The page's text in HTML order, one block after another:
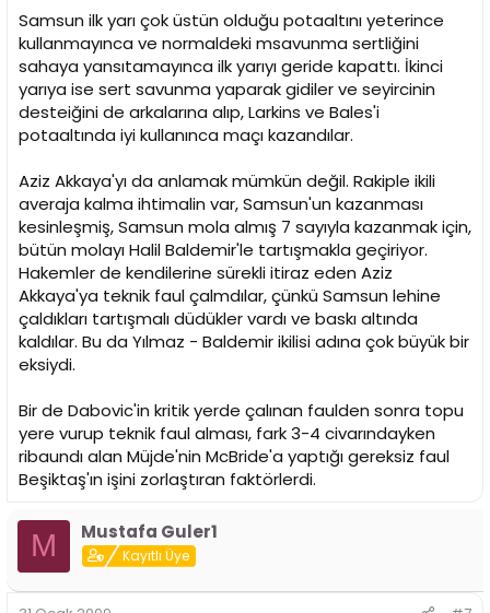
Samsun ilk yarı çok üstün olduğu potaaltını yeterince
kullanmayınca ve normaldeki msavunma sertliğini
sahaya yansıtamayınca ilk yarıyı geride kapattı. İkinci
yarıya ise sert savunma yaparak gidiler ve seyircinin
desteiğini de arkalarına alıp, Larkins ve Bales'i
potaaltında iyi kullanınca maçı kazandılar.
Aziz Akkaya'yı da anlamak mümkün değil. Rakiple ikili
averaja kalma ihtimalin var, Samsun'un kazanması
kesinleşmiş, Samsun mola almış 7 sayıyla kazanmak için,
bütün molayı Halil Baldemir'le tartışmakla geçiriyor.
Hakemler de kendilerine sürekli itiraz eden Aziz
Akkaya'ya teknik faul çalmdılar, çünkü Samsun lehine
çaldıkları tartışmalı düdükler vardı ve baskı altında
kaldılar. Bu da Yılmaz - Baldemir ikilisi adına çok büyük bir
eksiydi.
Bir de Dabovic'in kritik yerde çalınan faulden sonra topu
yere vurup teknik faul alması, fark 3-4 civarındayken
ribaundı alan Müjde'nin McBride'a yaptığı gereksiz faul
Beşiktaş'ın işini zorlaştıran faktörlerdi.
M Mustafa Guler1
Kayıtlı Üye